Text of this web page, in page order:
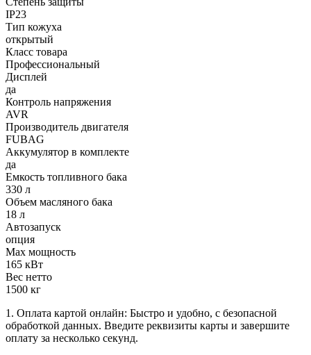
IP23
Тип кожуха
открытый
Класс товара
Профессиональный
Дисплей
да
Контроль напряжения
AVR
Производитель двигателя
FUBAG
Аккумулятор в комплекте
да
Емкость топливного бака
330 л
Объем масляного бака
18 л
Автозапуск
опция
Max мощность
165 кВт
Вес нетто
1500 кг
1. Оплата картой онлайн: Быстро и удобно, с безопасной
обработкой данных. Введите реквизиты карты и завершите
оплату за несколько секунд.